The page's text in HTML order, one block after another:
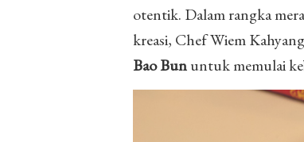
otentik. Dalam rangka
kreasi, Chef Wiem
Bao Bununtuk memulai